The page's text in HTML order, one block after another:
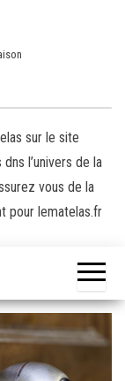
sur le site
l’univers de la
vous de la
pour lematelas.fr